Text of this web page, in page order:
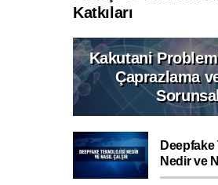
Katkıları
Kakutani
Çaprazlama
Nedir ve